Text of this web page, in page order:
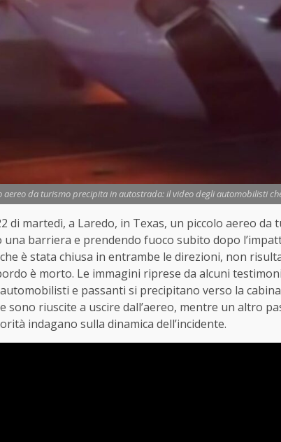
aereo da turismo precipita in autostrada: il video degli automobilisti
di martedì, a Laredo, in Texas, un piccolo aereo
barriera e prendendo fuoco subito dopo
è stata chiusa in entrambe le direzioni, non
è morto. Le immagini riprese da alcuni
e passanti si precipitano verso la
sono riuscite a uscire dall’aereo, mentre un altro
indagano sulla dinamica dell’incidente.